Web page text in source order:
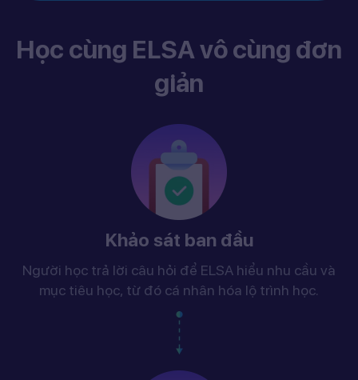
Học cùng ELSA vô cùng đơn
giản
Khảo sát ban đầu
Người học trả lời câu hỏi để ELSA hiểu nhu cầu và
mục tiêu học, từ đó cá nhân hóa lộ trình học.